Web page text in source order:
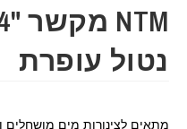
נטול עופרת